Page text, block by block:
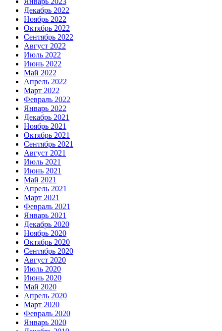
Декабрь 2022
Ноябрь 2022
Октябрь 2022
Сентябрь 2022
Август 2022
Июль 2022
Июнь 2022
Май 2022
Апрель 2022
Март 2022
Февраль 2022
Январь 2022
Декабрь 2021
Ноябрь 2021
Октябрь 2021
Сентябрь 2021
Август 2021
Июль 2021
Июнь 2021
Май 2021
Апрель 2021
Март 2021
Февраль 2021
Январь 2021
Декабрь 2020
Ноябрь 2020
Октябрь 2020
Сентябрь 2020
Август 2020
Июль 2020
Июнь 2020
Май 2020
Апрель 2020
Март 2020
Февраль 2020
Январь 2020